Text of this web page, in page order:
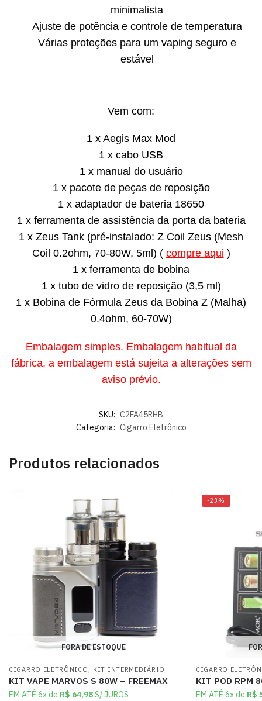
minimalista
Ajuste de potência e controle de temperatura
Várias proteções para um vaping seguro e
estável
Vem com:
1 x Aegis Max Mod
1 x cabo USB
1 x manual do usuário
1 x pacote de peças de reposição
1 x adaptador de bateria 18650
1 x ferramenta de assistência da porta da bateria
1 x Zeus Tank (pré-instalado: Z Coil Zeus (Mesh
Coil 0.2ohm, 70-80W, 5ml) ( compre aqui )
1 x ferramenta de bobina
1 x tubo de vidro de reposição (3,5 ml)
1 x Bobina de Fórmula Zeus da Bobina Z (Malha)
0.4ohm, 60-70W)
Embalagem simples. Embalagem habitual da
fábrica, a embalagem está sujeita a alterações sem
aviso prévio.
SKU: C2FA45RHB
Categoria: Cigarro Eletrônico
Produtos relacionados
FORA DE ESTOQUE
CIGARRO ELETRÔNICO , KIT INTERMEDIÁRIO
KIT VAPE MARVOS S 80W – FREEMAX
EM ATÉ 6x de R$ 64,98S/ JUROS
-23%
CIGARRO
KIT POD RPM
EM ATÉ 6x de R$